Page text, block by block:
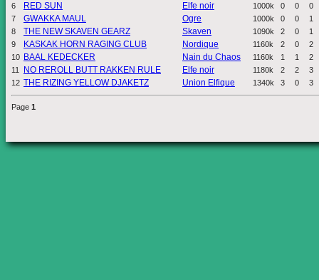
6
RED SUN Elfe noir 1000k 0 0
0
7
GWAKKA MAUL Ogre 1000k 0 0
1
8
THE NEW SKAVEN GEARZ Skaven 1090k 2 0
1
9
KASKAK HORN RAGING CLUB Nordique 1160k 2 0
2
10 BAAL KEDECKER Nain du Chaos 1160k 1 1
2
11
NO REROLL BUTT RAKKEN RULE Elfe noir 1180k 2 2
3
12 THE RIZING YELLOW DJAKETZ Union Elfique 1340k 3 0 3
Page 1